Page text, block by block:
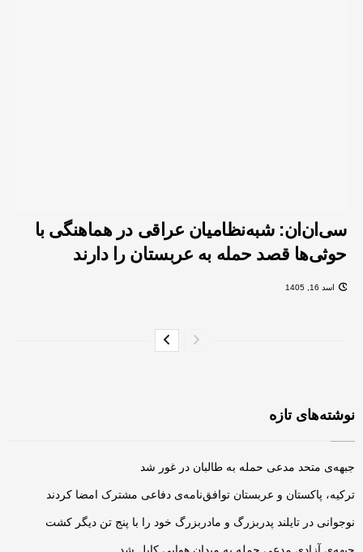
سی‌ان‌ان: شبه‌نظامیان عراقی در هماهنگی با
حوثی‌ها قصد حمله به عربستان را دارند
اسد 16, 1405
نوشته‌های تازه
جبهه‌ی متحد مدعی حمله به طالبان در غور شد
ترکیه، پاکستان و عربستان توافق‌نامه‌ی دفاعی مشترک امضا کردند
نوجوانی در تایلند پدربزرگ و مادربزرگ خود را با پنج تن دیگر کشت